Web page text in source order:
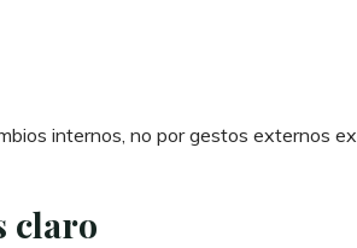
internos, no por gestos externos
claro